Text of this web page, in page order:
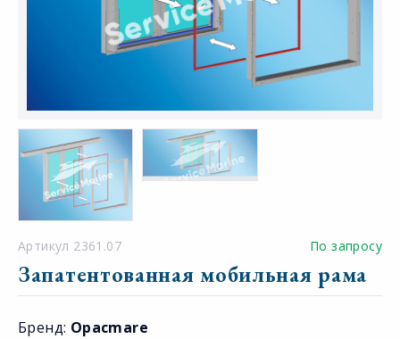
Артикул 2361.07 По запросу
Запатентованная мобильная рама
Бренд: Opacmare